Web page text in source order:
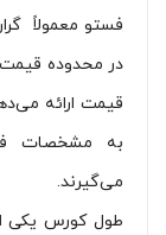
در محدوده
به مشخصات
می‌گیرند.
طول کورس یکی